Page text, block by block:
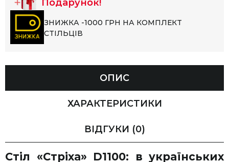
Подарунок!
ЗНИЖКА -1000 ГРН НА КОМПЛЕКТ
СТІЛЬЦІВ
ОПИС
ХАРАКТЕРИСТИКИ
ВІДГУКИ (0)
Стіл «Стріха» D1100: в українських